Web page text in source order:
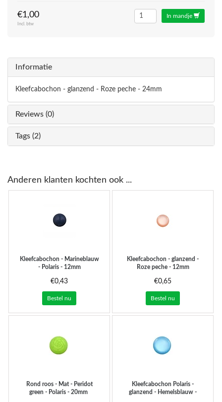
€1,00
Incl. btw
In mandje
Informatie
Kleefcabochon - glanzend - Roze peche - 24mm
Reviews (0)
Tags (2)
Anderen klanten kochten ook ...
Kleefcabochon - Marineblauw
- Polaris - 12mm
€0,43
Bestel nu
Kleefcabochon - glanzend -
Roze peche - 12mm
€0,65
Bestel nu
Rond roos - Mat - Peridot
green - Polaris - 20mm
Kleefcabochon Polaris -
glanzend - Hemelsblauw -